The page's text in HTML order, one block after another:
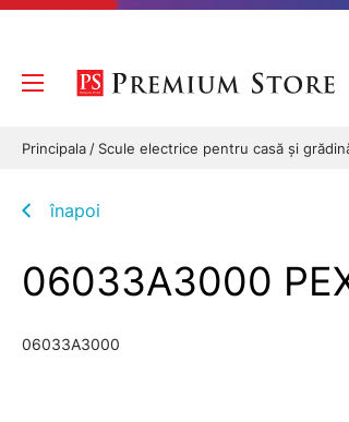
Principala Scule electrice pentru casă și
înapoi
06033A3000
06033A3000